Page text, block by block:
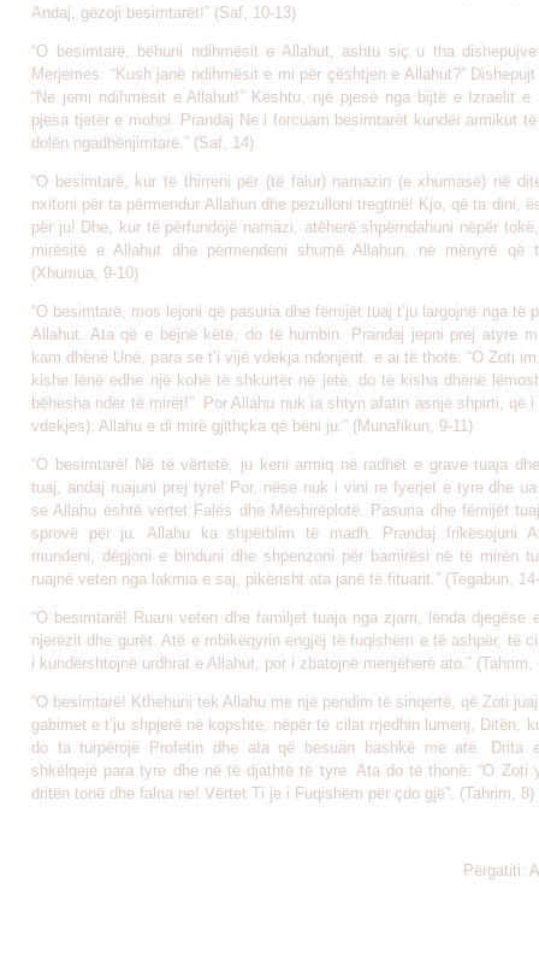
Andaj, gëzoji besimtarët!” (Saf, 10-13)
“O besimtarë, bëhuni ndihmësit e Allahut, ashtu siç u tha
Merjemes: “Kush janë ndihmësit e mi për çështjen e Allahut?”
“Ne jemi ndihmësit e Allahut!” Kështu, një pjesë nga bijtë e Izraelit e
pjesa tjetër e mohoi. Prandaj Ne i forcuam besimtarët kundër armikut
dolën ngadhënjimtarë.” (Saf, 14)
“O besimtarë, kur të thirreni për (të falur) namazin (e xhumasë) në
nxitoni për ta përmendur Allahun dhe pezulloni tregtinë! Kjo, që ta dini,
për ju! Dhe, kur të përfundojë namazi, atëherë shpërndahuni nëpër
mirësitë e Allahut dhe përmendeni shumë Allahun, në mënyrë që
(Xhumua, 9-10)
“O besimtarë, mos lejoni që pasuria dhe fëmijët tuaj t’ju largojnë nga të
Allahut. Ata që e bëjnë këtë, do të humbin. Prandaj jepni prej atyre
kam dhënë Unë, para se t’i vijë vdekja ndonjërit, e ai të thotë: “O Zoti
kishe lënë edhe një kohë të shkurtër në jetë, do të kisha dhënë
bëhesha ndër të mirët!”. Por Allahu nuk ia shtyn afatin asnjë shpirti, që
vdekjes); Allahu e di mirë gjithçka që bëni ju.” (Munafikun, 9-11)
“O besimtarë! Në të vërtetë, ju keni armiq në radhët e grave tuaja
tuaj, andaj ruajuni prej tyre! Por, nëse nuk i vini re fyerjet e tyre dhe
se Allahu është vërtet Falës dhe Mëshirëplotë. Pasuria dhe fëmijët
sprovë për ju. Allahu ka shpërblim të madh. Prandaj frikësojuni
mundeni, dëgjoni e binduni dhe shpenzoni për bamirësi në të mirën
ruajnë veten nga lakmia e saj, pikërisht ata janë të fituarit.” (Tegabun,
“O besimtarë! Ruani veten dhe familjet tuaja nga zjarri, lënda djegëse
njerëzit dhe gurët. Atë e mbikëqyrin engjëj të fuqishëm e të ashpër, të
i kundërshtojnë urdhrat e Allahut, por i zbatojnë menjëherë ato.” (Tahrim,
“O besimtarë! Kthehuni tek Allahu me një pendim të sinqertë, që Zoti
gabimet e t’ju shpjerë në kopshte, nëpër të cilat rrjedhin lumenj, Ditën,
do ta turpërojë Profetin dhe ata që besuan bashkë me atë. Drita
shkëlqejë para tyre dhe në të djathtë të tyre. Ata do të thonë: “O Zoti
dritën tonë dhe falna ne! Vërtet Ti je i Fuqishëm për çdo gjë”. (Tahrim, 8)
Përgatiti: